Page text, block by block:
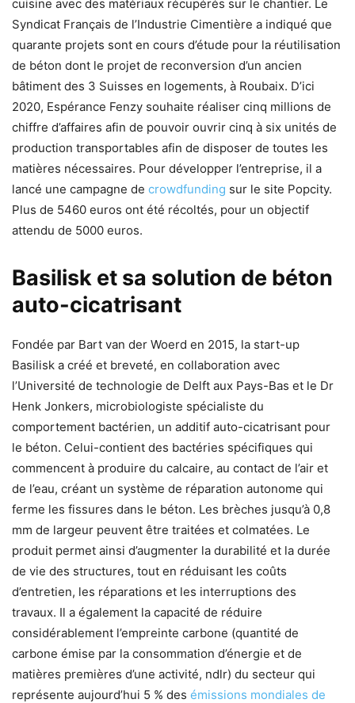
cuisine avec des matériaux récupérés sur le chantier. Le
Syndicat Français de l’Industrie Cimentière a indiqué que
quarante projets sont en cours d’étude pour la réutilisation
de béton dont le projet de reconversion d’un ancien
bâtiment des 3 Suisses en logements, à Roubaix. D’ici
2020, Espérance Fenzy souhaite réaliser cinq millions de
chiffre d’affaires afin de pouvoir ouvrir cinq à six unités de
production transportables afin de disposer de toutes les
matières nécessaires. Pour développer l’entreprise, il a
lancé une campagne de crowdfunding sur le site Popcity.
Plus de 5460 euros ont été récoltés, pour un objectif
attendu de 5000 euros.
Basilisk et sa solution de béton
auto-cicatrisant
Fondée par Bart van der Woerd en 2015, la start-up
Basilisk a créé et breveté, en collaboration avec
l’Université de technologie de Delft aux Pays-Bas et le Dr
Henk Jonkers, microbiologiste spécialiste du
comportement bactérien, un additif auto-cicatrisant pour
le béton. Celui-contient des bactéries spécifiques qui
commencent à produire du calcaire, au contact de l’air et
de l’eau, créant un système de réparation autonome qui
ferme les fissures dans le béton. Les brèches jusqu’à 0,8
mm de largeur peuvent être traitées et colmatées. Le
produit permet ainsi d’augmenter la durabilité et la durée
de vie des structures, tout en réduisant les coûts
d’entretien, les réparations et les interruptions des
travaux. Il a également la capacité de réduire
considérablement l’empreinte carbone (quantité de
carbone émise par la consommation d’énergie et de
matières premières d’une activité, ndlr) du secteur qui
représente aujourd’hui 5 % des émissions mondiales de